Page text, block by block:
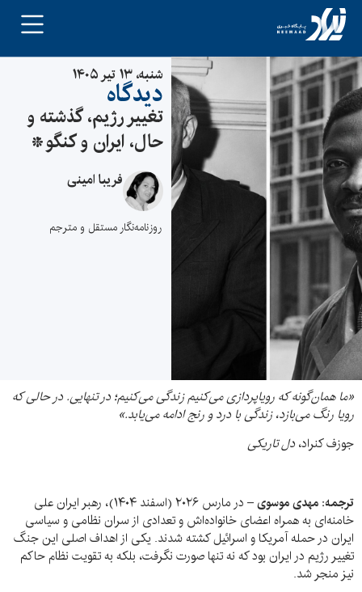
شنبه، ۱۳ تیر ۱۴۰۵
دیدگاه
تغییر رژیم، گذشته و
حال، ایران و کنگو*
فریبا امینی
روزنامه‌نگار مستقل و مترجم
«ما همان‌گونه که رویاپردازی می‌کنیم زندگی می‌کنیم؛ در تنهایی. در حالی که
رویا رنگ می‌بازد، زندگی با درد و رنج ادامه می‌یابد.»
جوزف کنراد، دل تاریکی
ترجمه: مهدی موسوی –
در مارس ۲۰۲۶ (اسفند ۱۴۰۴)، رهبر ایران علی
خامنه‌ای به همراه اعضای خانواده‌اش و تعدادی از سران نظامی و سیاسی
ایران در حمله آمریکا و اسرائیل کشته شدند. یکی از اهداف اصلی این جنگ
تغییر رژیم در ایران بود که نه تنها صورت نگرفت، بلکه به تقویت نظام حاکم
نیز منجر شد.